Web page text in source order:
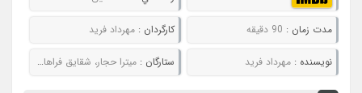
مدت زمان : 90 دقیقه کارگردان : مهرداد فرید
نويسنده :مهرداد فرید ستارگان : میترا حجار، شقایق فراهانی، حمیدرضا آذرنگ